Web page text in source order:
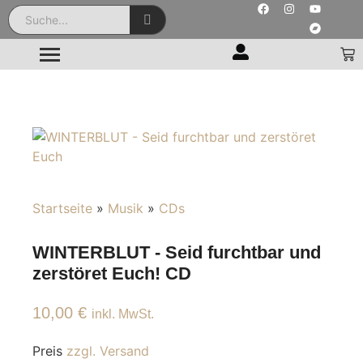
Startseite » Musik » CDs
WINTERBLUT - Seid furchtbar und
zerstöret Euch! CD
10,00 € inkl. MwSt.
Preis zzgl. Versand